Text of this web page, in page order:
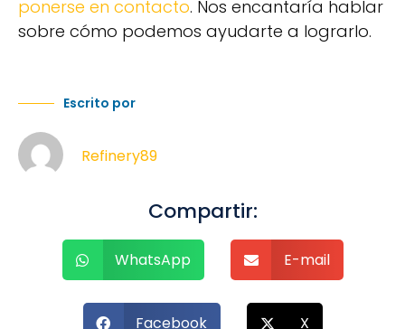
ponerse en contacto. Nos encantaría hablar
sobre cómo podemos ayudarte a lograrlo.
Escrito por
Refinery89
Compartir:
WhatsApp E-mail
Facebook X